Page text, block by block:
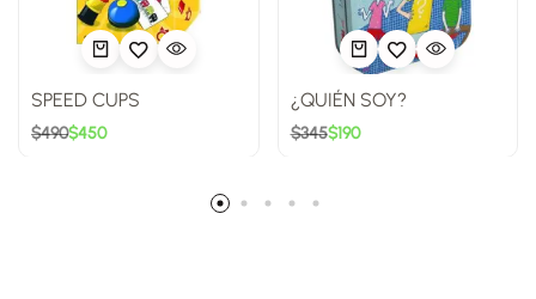
SPEED CUPS
$490$450
¿QUIÉN SOY?
$345$190